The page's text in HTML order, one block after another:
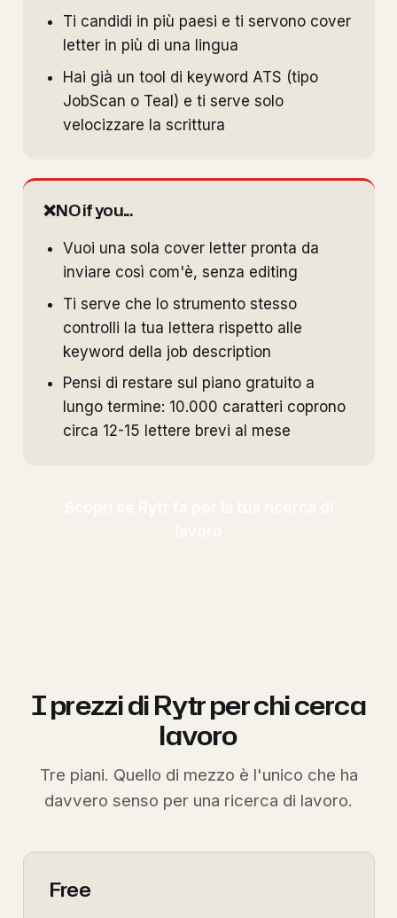
Ti candidi in più paesi e ti servono cover
letter in più di una lingua
Hai già un tool di keyword ATS (tipo
JobScan o Teal) e ti serve solo
velocizzare la scrittura
❌NO if you...
Vuoi una sola cover letter pronta da
inviare così com'è, senza editing
Ti serve che lo strumento stesso
controlli la tua lettera rispetto alle
keyword della job description
Pensi di restare sul piano gratuito a
lungo termine: 10.000 caratteri coprono
circa 12-15 lettere brevi al mese
I prezzi di Rytr per chi cerca
lavoro
Tre piani. Quello di mezzo è l'unico che ha
davvero senso per una ricerca di lavoro.
Free